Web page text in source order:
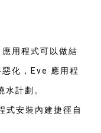
用程式可以做結
化，Eve 應用程
計劃。
式安裝內建捷徑自